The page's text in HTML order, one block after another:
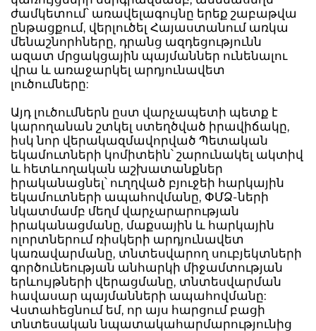
ժամկետում՝ առավելագույնը երեք շաբաթվա
ընթացքում, վերլուծել Հայաստանում առկա
մենաշնորհները, դրանց ազդեցությունն
ազատ մրցակցային պայմաններ ունենալու
վրա և առաջարկել արդյունավետ
լուծումները:
Այդ լուծումներն ըստ վարչապետի պետք է
կարողանան շտկել ստեղծված իրավիճակը,
իսկ նոր վերակազմավորված Պետական
եկամուտների կոմիտեին՝ շարունակել ակտիվ
և հետևողական աշխատանքներ
իրականացնել՝ ուղղված բյուջեի հարկային
եկամուտների ապահովմանը, ՓՄՁ-ների
նկատմամբ մեղմ վարչարարության
իրականացմանը, մաքսային և հարկային
ոլորտներում ռիսկերի արդյունավետ
կառավարմանը, տնտեսվարող սուբյեկտների
գործունեության անհարկի միջամտության
երևույթների վերացմանը, տնտեսվարման
հավասար պայմանների ապահովմանը:
Վստահեցնում եմ, որ այս հարցում բացի
տնտեսական նպատակահարմարությունից